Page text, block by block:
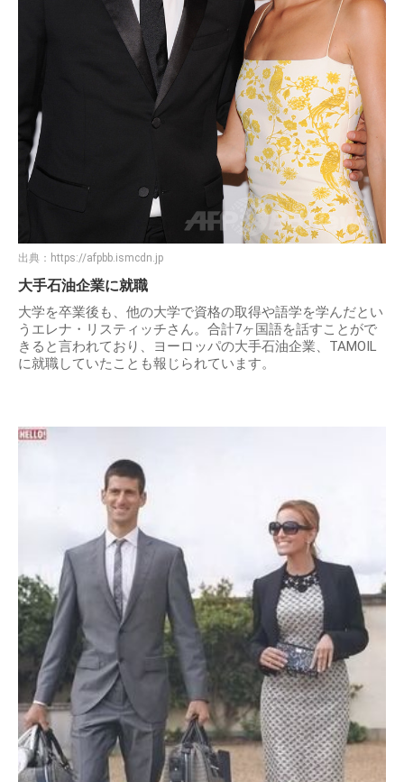
出典： https://afpbb.ismcdn.jp
大手石油企業に就職
大学を卒業後も、他の大学で資格の取得や語学を学んだとい
うエレナ・リスティッチさん。合計7ヶ国語を話すことがで
きると言われており、ヨーロッパの大手石油企業、TAMOIL
に就職していたことも報じられています。